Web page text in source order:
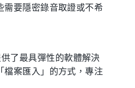
需要隱密錄音取證或不希
了最具彈性的軟體解決
檔案匯入」的方式，專注